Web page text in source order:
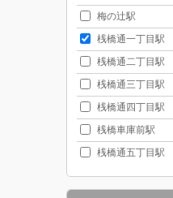
梅の辻駅
桟橋通一丁目駅
桟橋通二丁目駅
桟橋通三丁目駅
桟橋通四丁目駅
桟橋車庫前駅
桟橋通五丁目駅